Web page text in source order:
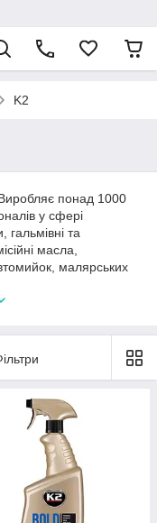
K2
понад 1000
у сфері
гальмівні та
масла,
малярських
інвестує в інновації,
у власних
якості продукції, що
високим
ISO 9001 та
таксі